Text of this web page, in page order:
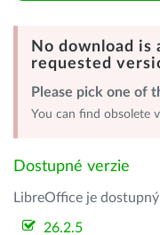
No download is
requested
Please pick one of
You can find obsolete
Dostupné verzie
LibreOffice je
26.2.5